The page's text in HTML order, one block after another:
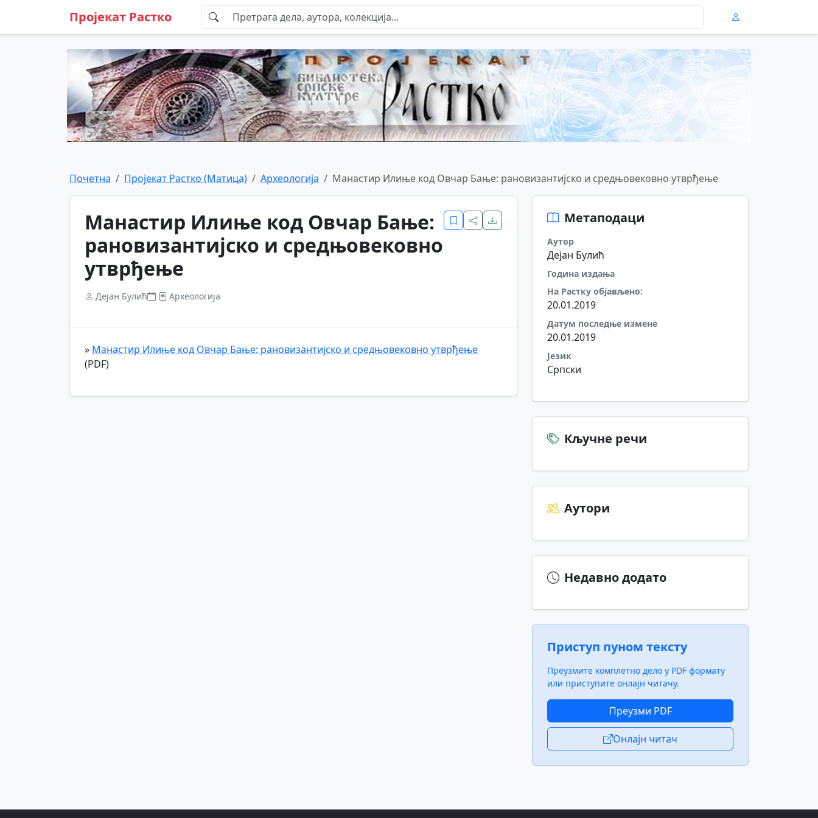
Пројекат Растко
Почетна Пројекат Растко (Матица) Археологија Манастир Илиње код Овчар Бање: рановизантијско и средњовековно утврђење
Манастир Илиње код Овчар Бање:
рановизантијско и средњовековно
утврђење
Дејан Булић Археологија
» Манастир Илиње код Овчар Бање: рановизантијско и средњовековно утврђење
(PDF)
Метаподаци
Аутор
Дејан Булић
Година издања
На Растку објављено:
20.01.2019
Датум последње измене
20.01.2019
Језик
Српски
Кључне речи
Аутори
Недавно додато
Приступ пуном тексту
Преузмите комплетно дело у PDF формату
или приступите онлајн читачу.
Преузми PDF
Онлајн читач